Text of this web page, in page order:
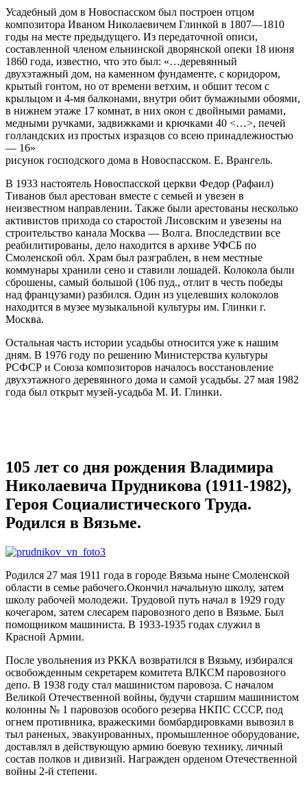
Усадебный дом в Новоспасском был построен отцом
композитора Иваном Николаевичем Глинкой в 1807—1810
годы на месте предыдущего. Из передаточной описи,
составленной членом ельнинской дворянской опеки 18 июня
1860 года, известно, что это был: «…деревянный
двухэтажный дом, на каменном фундаменте, с коридором,
крытый гонтом, но от времени ветхим, и обшит тесом с
крыльцом и 4-мя балконами, внутри обит бумажными обоями,
в нижнем этаже 17 комнат, в них окон с двойными рамами,
медными ручками, задвижками и крючками 40 <…>, печей
голландских из простых изразцов со всею принадлежностью
— 16»
рисунок господского дома в Новоспасском. Е. Врангель.
В 1933 настоятель Новоспасской церкви Федор (Рафаил)
Тиванов был арестован вместе с семьей и увезен в
неизвестном направлении. Также были арестованы несколько
активистов прихода со старостой Лисовским и увезены на
строительство канала Москва — Волга. Впоследствии все
реабилитированы, дело находится в архиве УФСБ по
Смоленской обл. Храм был разграблен, в нем местные
коммунары хранили сено и ставили лошадей. Колокола были
сброшены, самый большой (106 пуд., отлит в честь победы
над французами) разбился. Один из уцелевших колоколов
находится в музее музыкальной культуры им. Глинки г.
Москва.
Остальная часть истории усадьбы относится уже к нашим
дням. В 1976 году по решению Министерства культуры
РСФСР и Союза композиторов началось восстановление
двухэтажного деревянного дома и самой усадьбы. 27 мая 1982
года был открыт музей-усадьба М. И. Глинки.
105 лет со дня рождения Владимира
Николаевича Прудникова (1911-1982),
Героя Социалистического Труда.
Родился в Вязьме.
Родился 27 мая 1911 года в городе Вязьма ныне Смоленской
области в семье рабочего.Окончил начальную школу, затем
школу рабочей молодежи. Трудовой путь начал в 1929 году
кочегаром, затем слесарем паровозного депо в Вязьме. Был
помощником машиниста. В 1933-1935 годах служил в
Красной Армии.
После увольнения из РККА возвратился в Вязьму, избирался
освобожденным секретарем комитета ВЛКСМ паровозного
депо. В 1938 году стал машинистом паровоза. С началом
Великой Отечественной войны, будучи старшим машинистом
колонны № 1 паровозов особого резерва НКПС СССР, под
огнем противника, вражескими бомбардировками вывозил в
тыл раненых, эвакуированных, промышленное оборудование,
доставлял в действующую армию боевую технику, личный
состав полков и дивизий. Награжден орденом Отечественной
войны 2-й степени.